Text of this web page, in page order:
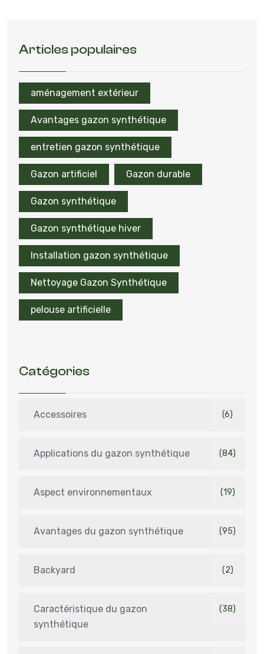
Articles populaires
aménagement extérieur
Avantages gazon synthétique
entretien gazon synthétique
Gazon artificiel Gazon durable
Gazon synthétique
Gazon synthétique hiver
Installation gazon synthétique
Nettoyage Gazon Synthétique
pelouse artificielle
Catégories
Accessoires (6)
Applications du gazon synthétique (84)
Aspect environnementaux (19)
Avantages du gazon synthétique (95)
Backyard (2)
Caractéristique du gazon
synthétique
(38)